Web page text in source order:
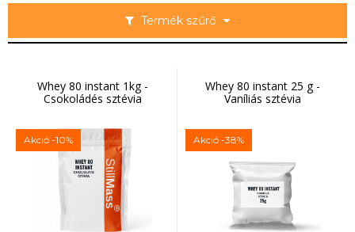
Termék szűrő
Whey 80 instant 1kg -
Csokoládés sztévia
Akció -10%
Whey 80 instant 25 g -
Vaníliás sztévia
Akció -38%